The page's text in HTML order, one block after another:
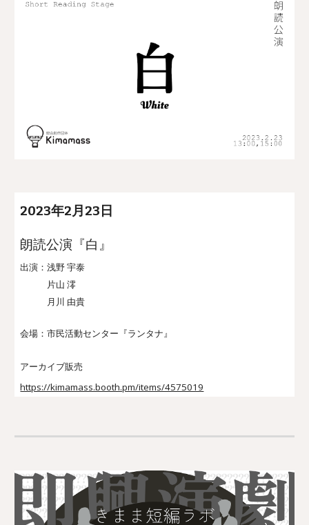
2023年2月23日
朗読公演『白』
出演：浅野 宇泰
片山 澪
月川 由貴
会場：市民活動センター『ランタナ』
アーカイブ販売
https://kimamass.booth.pm/items/4575019